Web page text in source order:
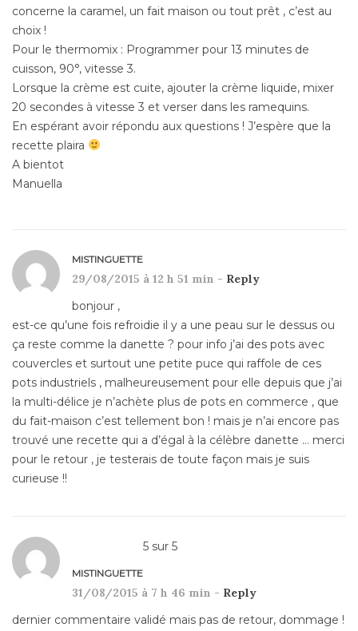
concerne la caramel, un fait maison ou tout prêt , c’est au
choix !
Pour le thermomix : Programmer pour 13 minutes de
cuisson, 90°, vitesse 3.
Lorsque la crème est cuite, ajouter la crème liquide, mixer
20 secondes à vitesse 3 et verser dans les ramequins.
En espérant avoir répondu aux questions ! J’espère que la
recette plaira
A bientot
Manuella
MISTINGUETTE
29/08/2015 à 12 h 51 min - Reply
bonjour ,
est-ce qu’une fois refroidie il y a une peau sur le dessus ou
ça reste comme la danette ? pour info j’ai des pots avec
couvercles et surtout une petite puce qui raffole de ces
pots industriels , malheureusement pour elle depuis que j’ai
la multi-délice je n’achète plus de pots en commerce , que
du fait-maison c’est tellement bon ! mais je n’ai encore pas
trouvé une recette qui a d’égal à la célèbre danette … merci
pour le retour , je testerais de toute façon mais je suis
curieuse !!
5 sur 5
MISTINGUETTE
31/08/2015 à 7 h 46 min - Reply
dernier commentaire validé mais pas de retour, dommage !